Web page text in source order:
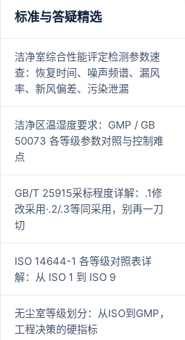
标准与答疑精选
洁净室综合性能评定检测参数速
查：恢复时间、噪声频谱、漏风
率、新风偏差、污染泄漏
洁净区温湿度要求：GMP / GB
50073 各等级参数对照与控制难
点
GB/T 25915采标程度详解：.1修
改采用·.2/.3等同采用，别再一刀
切
ISO 14644-1 各等级对照表详
解：从 ISO 1 到 ISO 9
无尘室等级划分：从ISO到GMP，
工程决策的硬指标